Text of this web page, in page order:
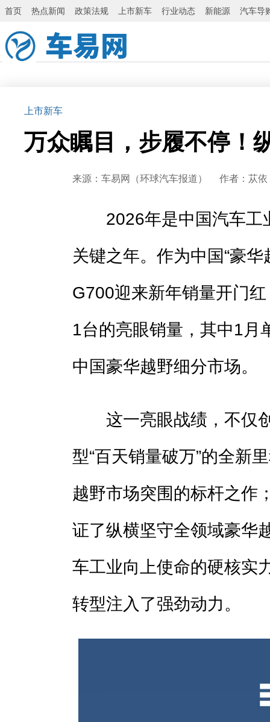
首页 热点新闻 政策法规 上市新车 行业动态 新能源 汽车导
上市新车
万众瞩目，步履不停！
来源：车易网（环球汽车报道） 作者：苁
2026年是中国汽车工
关键之年。作为中国“豪
G700迎来新年销量开门
1台的亮眼销量，其中1月
中国豪华越野细分市场。
这一亮眼战绩，不仅
型“百天销量破万”的全新
越野市场突围的标杆之作
证了纵横坚守全领域豪华
车工业向上使命的硬核实
转型注入了强劲动力。